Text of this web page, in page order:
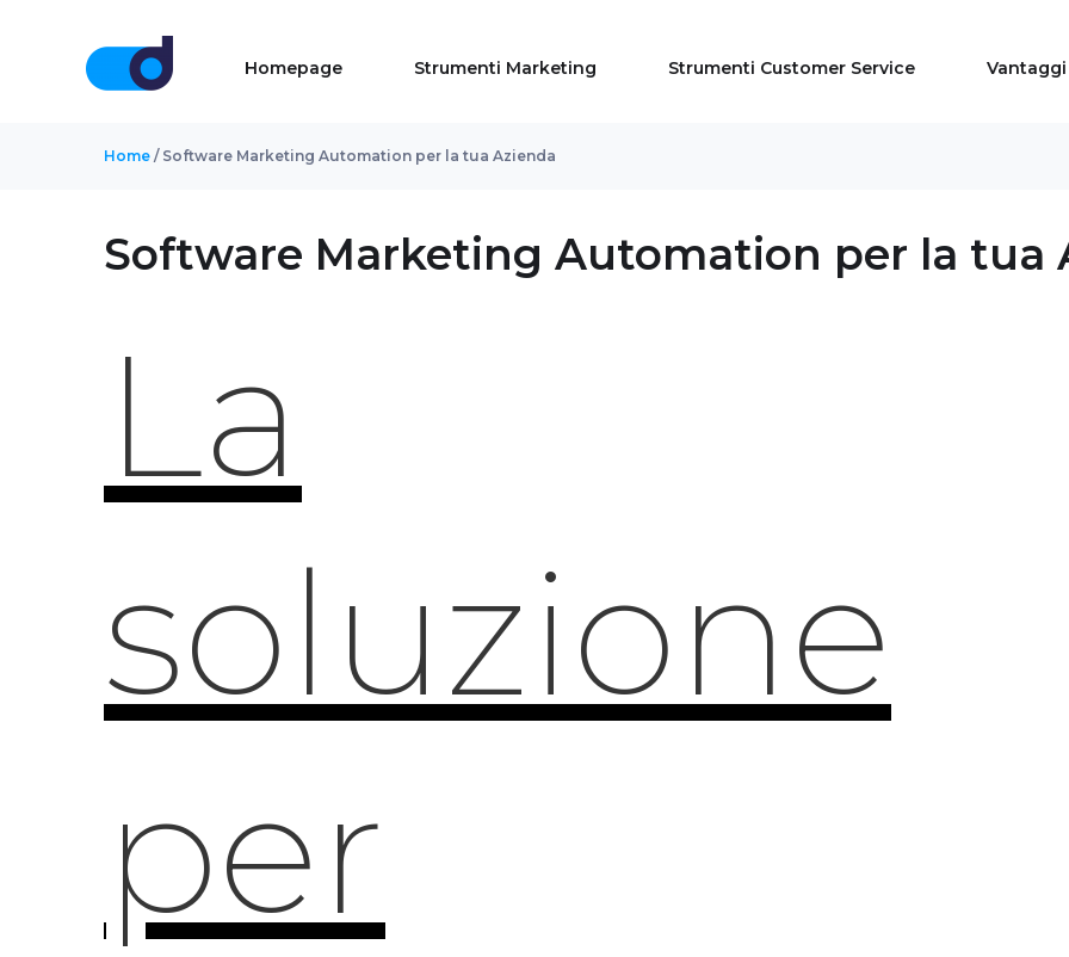
Homepage Strumenti Marketing Strumenti Customer Service Vantaggi
Home / Software Marketing Automation per la tua Azienda
Software Marketing Automation per la tua
La
soluzione
per